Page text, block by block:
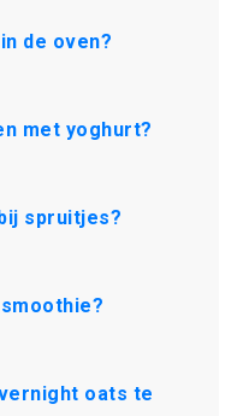
de oven?
met yoghurt?
spruitjes?
oats te